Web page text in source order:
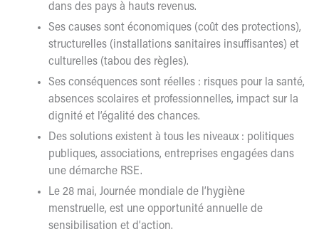
dans des pays à hauts revenus.
Ses causes sont économiques (coût des protections),
structurelles (installations sanitaires insuffisantes) et
culturelles (tabou des règles).
Ses conséquences sont réelles : risques pour la santé,
absences scolaires et professionnelles, impact sur la
dignité et l’égalité des chances.
Des solutions existent à tous les niveaux : politiques
publiques, associations, entreprises engagées dans
une démarche RSE.
Le 28 mai, Journée mondiale de l’hygiène
menstruelle, est une opportunité annuelle de
sensibilisation et d’action.